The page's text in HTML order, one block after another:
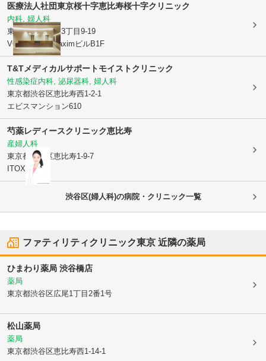
医療法人社団東京桜十字恵比寿桜十字クリニック
内科, 婦人科
東京都渋谷区東3丁目9-19
VORT恵比寿maximビルB1F
T&Tメディカルサポートモイストクリニック
性感染症内科, 泌尿器科, 婦人科
東京都渋谷区恵比寿西1-2-1
エビスマンション610
芍薬レディースクリニック恵比寿
産婦人科
東京都渋谷区恵比寿1-9-7
ITOXビル4F
渋谷区(婦人科)の病院・クリニック一覧
ファティリティクリニック東京 近隣の薬局
ひまわり薬局 渋谷橋店
薬局
東京都渋谷区広尾1丁目2番1号
松山薬局
薬局
東京都渋谷区恵比寿西1-14-1